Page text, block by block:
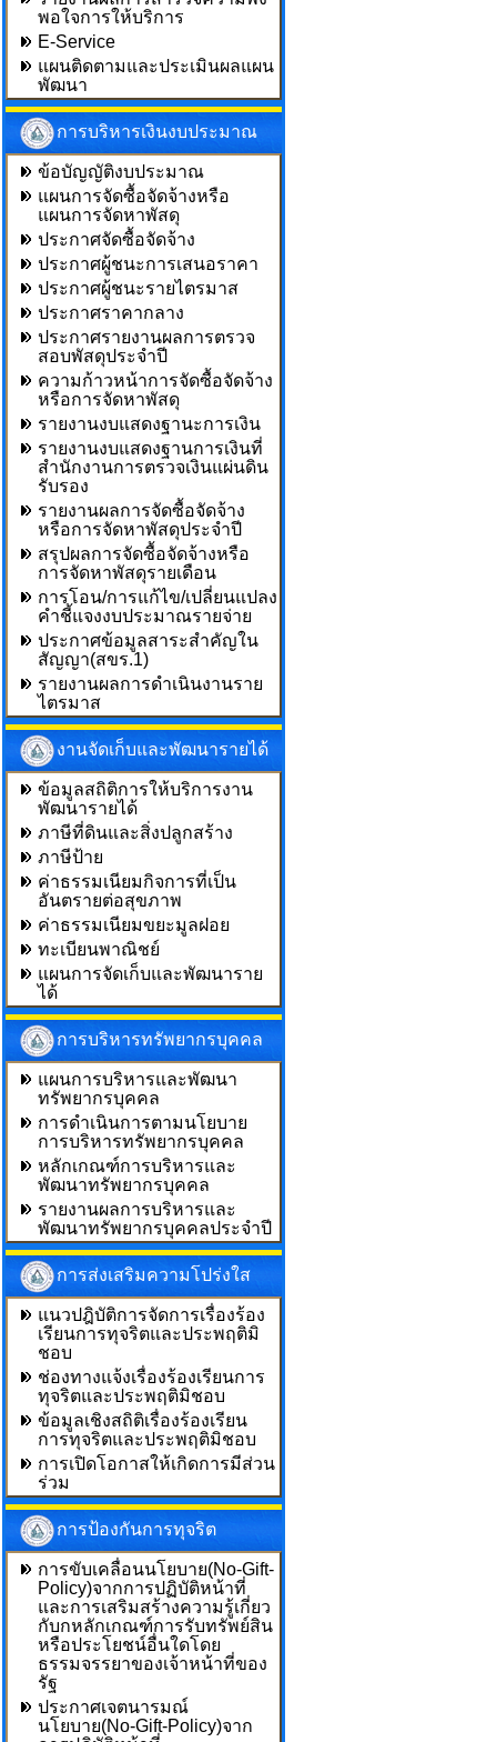
พอใจการให้บริการ
E-Service
แผนติดตามและประเมินผลแผน
พัฒนา
การบริหารเงินงบประมาณ
ข้อบัญญัติงบประมาณ
แผนการจัดซื้อจัดจ้างหรือ
แผนการจัดหาพัสดุ
ประกาศจัดซื้อจัดจ้าง
ประกาศผู้ชนะการเสนอราคา
ประกาศผู้ชนะรายไตรมาส
ประกาศราคากลาง
ประกาศรายงานผลการตรวจ
สอบพัสดุประจำปี
ความก้าวหน้าการจัดซื้อจัดจ้าง
หรือการจัดหาพัสดุ
รายงานงบแสดงฐานะการเงิน
รายงานงบแสดงฐานการเงินที่
สำนักงานการตรวจเงินแผ่นดิน
รับรอง
รายงานผลการจัดซื้อจัดจ้าง
หรือการจัดหาพัสดุประจำปี
สรุปผลการจัดซื้อจัดจ้างหรือ
การจัดหาพัสดุรายเดือน
การโอน/การแก้ไข/เปลี่ยนแปลง
คำชี้แจงงบประมาณรายจ่าย
ประกาศข้อมูลสาระสำคัญใน
สัญญา(สขร.1)
รายงานผลการดำเนินงานราย
ไตรมาส
งานจัดเก็บและพัฒนารายได้
ข้อมูลสถิติการให้บริการงาน
พัฒนารายได้
ภาษีที่ดินและสิ่งปลูกสร้าง
ภาษีป้าย
ค่าธรรมเนียมกิจการที่เป็น
อันตรายต่อสุขภาพ
ค่าธรรมเนียมขยะมูลฝอย
ทะเบียนพาณิชย์
แผนการจัดเก็บและพัฒนาราย
ได้
การบริหารทรัพยากรบุคคล
แผนการบริหารและพัฒนา
ทรัพยากรบุคคล
การดำเนินการตามนโยบาย
การบริหารทรัพยากรบุคคล
หลักเกณฑ์การบริหารและ
พัฒนาทรัพยากรบุคคล
รายงานผลการบริหารและ
พัฒนาทรัพยากรบุคคลประจำปี
การส่งเสริมความโปร่งใส
แนวปฎิบัติการจัดการเรื่องร้อง
เรียนการทุจริตและประพฤติมิ
ชอบ
ช่องทางแจ้งเรื่องร้องเรียนการ
ทุจริตและประพฤติมิชอบ
ข้อมูลเชิงสถิติเรื่องร้องเรียน
การทุจริตและประพฤติมิชอบ
การเปิดโอกาสให้เกิดการมีส่วน
ร่วม
การป้องกันการทุจริต
การขับเคลื่อนนโยบาย(No-Gift-
Policy)จากการปฏิบัติหน้าที่
และการเสริมสร้างความรู้เกี่ยว
กับกหลักเกณฑ์การรับทรัพย์สิน
หรือประโยชน์อื่นใดโดย
ธรรมจรรยาของเจ้าหน้าที่ของ
รัฐ
ประกาศเจตนารมณ์
นโยบาย(No-Gift-Policy)จาก